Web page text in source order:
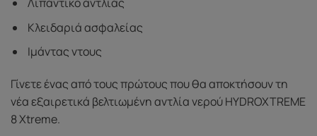
Κλειδαριά ασφαλείας
Ιμάντας ντους
Γίνετε ένας από τους πρώτους που θα αποκτήσουν τη
νέα εξαιρετικά βελτιωμένη αντλία νερού HYDROXTREME
8 Xtreme.